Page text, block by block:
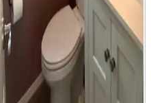
sunar. Doğru ürün seçimi
modernleşir.
Desen Çeşitliliği ile
azalması,